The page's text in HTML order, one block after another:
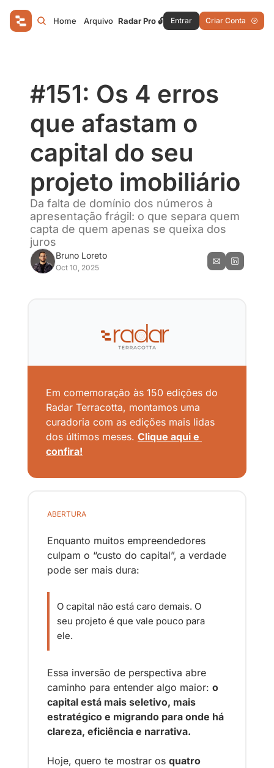
Home Arquivo Radar Pro 🔓 Entrar Criar Conta
#151: Os 4 erros
que afastam o
capital do seu
projeto imobiliário
Da falta de domínio dos números à
apresentação frágil: o que separa quem
capta de quem apenas se queixa dos
juros
Bruno Loreto
Oct 10, 2025
Em comemoração às 150 edições do
Radar Terracotta, montamos uma
curadoria com as edições mais lidas
dos últimos meses. Clique aqui e
confira!
ABERTURA
Enquanto muitos empreendedores
culpam o “custo do capital”, a verdade
pode ser mais dura:
O capital não está caro demais. O
seu projeto é que vale pouco para
ele.
Essa inversão de perspectiva abre
caminho para entender algo maior: o
capital está mais seletivo, mais
estratégico e migrando para onde há
clareza, eficiência e narrativa.
Hoje, quero te mostrar os quatro